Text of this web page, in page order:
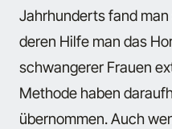
Jahrhunderts fand
deren Hilfe man das
schwangerer Frauen
Methode haben
übernommen. Auch